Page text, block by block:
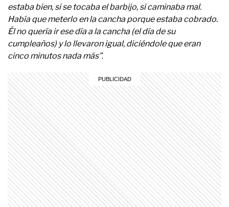
estaba bien, si se tocaba el barbijo, si caminaba mal.
Había que meterlo en la cancha porque estaba cobrado.
Él no quería ir ese día a la cancha (el día de su
cumpleaños) y lo llevaron igual, diciéndole que eran
cinco minutos nada más”.